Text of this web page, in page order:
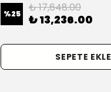
%25 ₺ 17,648.00
₺ 13,236.00
SEPETE EKLE